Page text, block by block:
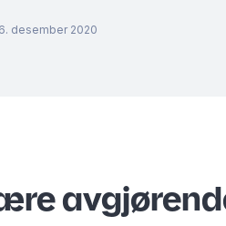
desember 2020